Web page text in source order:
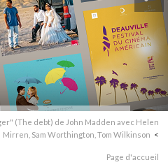
(The debt) de John Madden avec Helen
Mirren, Sam Worthington, Tom Wilkinson
Page d'accueil